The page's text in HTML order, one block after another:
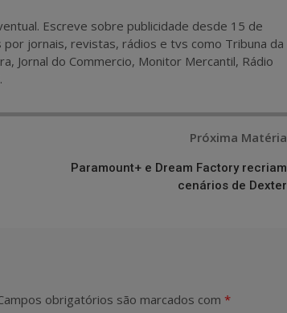
Escreve sobre publicidade desde 15 de
por jornais, revistas, rádios e tvs como Tribuna da
Jornal do Commercio, Monitor Mercantil, Rádio
Próxima Matéria
Paramount+ e Dream Factory recriam
cenários de Dexter
obrigatórios são marcados com *